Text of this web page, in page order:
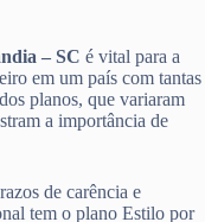
– SC é vital para a
em um país com tantas
planos, que variaram
a importância de
de carência e
tem o plano Estilo por